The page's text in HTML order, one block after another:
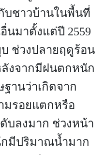
บชาวบ้านในพื้นที่
นมาตั้งแต่ปี 2559
ช่วงปลายฤดูร้อน
งจากมีฝนตกหนัก
านว่าเกิดจาก
มรอยแตกหรือ
บลงมาก ช่วงหน้า
กมีปริมาณน้ำมาก